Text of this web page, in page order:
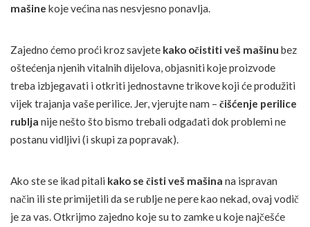
mašine koje većina nas nesvjesno ponavlja.
Zajedno ćemo proći kroz savjete kako očistiti veš mašinu bez
oštećenja njenih vitalnih dijelova, objasniti koje proizvode
treba izbjegavati i otkriti jednostavne trikove koji će produžiti
vijek trajanja vaše perilice. Jer, vjerujte nam – čišćenje perilice
rublja nije nešto što bismo trebali odgađati dok problemi ne
postanu vidljivi (i skupi za popravak).
Ako ste se ikad pitali kako se čisti veš mašina na ispravan
način ili ste primijetili da se rublje ne pere kao nekad, ovaj vodič
je za vas. Otkrijmo zajedno koje su to zamke u koje najčešće